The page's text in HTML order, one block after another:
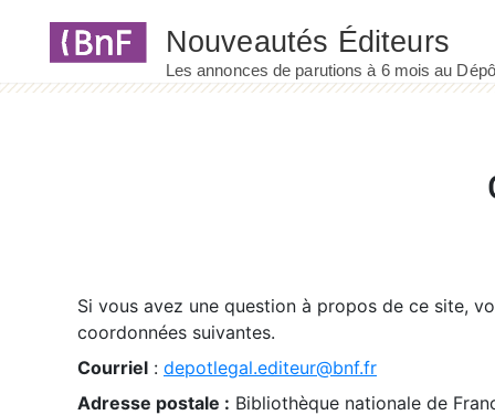
Si vous avez une question à propos de ce site,
coordonnées suivantes.
Courriel : depotlegal.editeur@bnf.fr
Adresse postale : Bibliothèque nationale de